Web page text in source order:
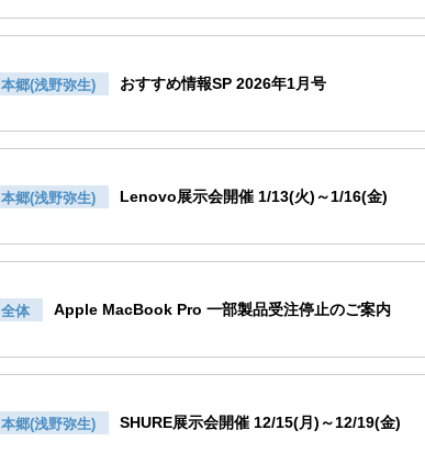
本郷(浅野弥生) おすすめ情報SP 2026年1月号
本郷(浅野弥生) Lenovo展示会開催 1/13(火)～1/16(金)
全体 Apple MacBook Pro 一部製品受注停止のご案内
本郷(浅野弥生) SHURE展示会開催 12/15(月)～12/19(金)